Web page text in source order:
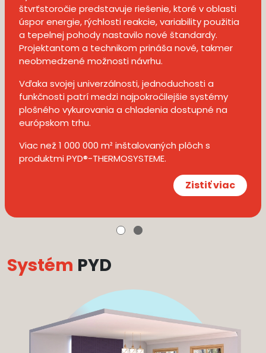
štvrťstoročie predstavuje riešenie, ktoré v oblasti
úspor energie, rýchlosti reakcie, variability použitia
a tepelnej pohody nastavilo nové štandardy.
Projektantom a technikom prináša nové, takmer
neobmedzené možnosti návrhu.
Vďaka svojej univerzálnosti, jednoduchosti a
funkčnosti patrí medzi najpokročilejšie systémy
plošného vykurovania a chladenia dostupné na
európskom trhu.
Viac než 1 000 000 m² inštalovaných plôch s
produktmi PYD®-THERMOSYSTEME.
Zistiť viac
Systém PYD